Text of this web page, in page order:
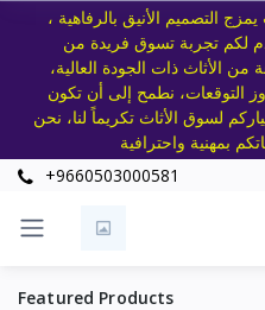
التصميم الأنيق بالرفاهية ،
لكم تجربة تسوق فريدة من
من الأثاث ذات الجودة العالية،
التوقعات، نطمح إلى أن تكون
لسوق الأثاث تكريماً لنا، نحن
+9660503000581
Featured Products